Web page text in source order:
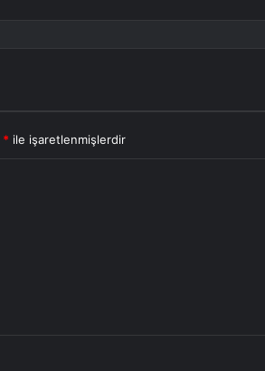
* ile işaretlenmişlerdir